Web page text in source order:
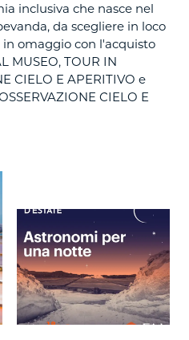
inclusiva che nasce nel
da scegliere in loco
in omaggio con l'acquisto
MUSEO, TOUR IN
CIELO E APERITIVO e
CIELO E